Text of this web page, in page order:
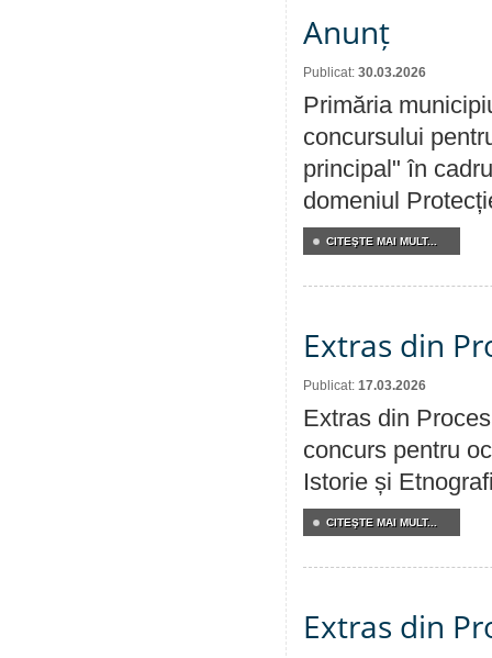
Anunț
Publicat: 30.03.2026
Primăria
concursului
principal" în
domeniul
CITEŞTE MAI MULT...
Extras din
Publicat: 17.03.2026
Extras din
concurs pentru
Istorie și
CITEŞTE MAI MULT...
Extras din